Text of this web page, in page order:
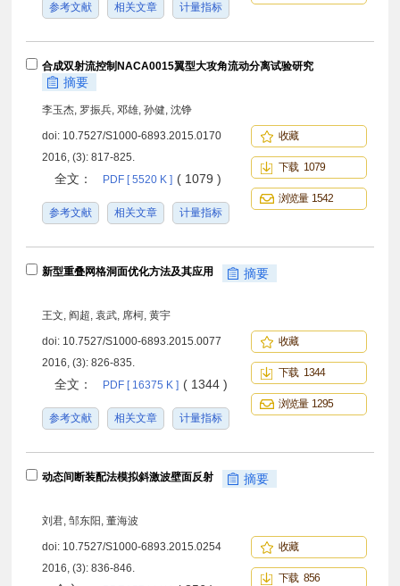
参考文献 相关文章 计量指标
合成双射流控制NACA0015翼型大攻角流动分离试验研究
摘要
李玉杰, 罗振兵, 邓雄, 孙健, 沈铮
doi: 10.7527/S1000-6893.2015.0170
2016, (3): 817-825.
全文： PDF [ 5520 K ] ( 1079 )
参考文献 相关文章 计量指标
收藏
下载 1079
浏览量 1542
新型重叠网格洞面优化方法及其应用 摘要
王文, 阎超, 袁武, 席柯, 黄宇
doi: 10.7527/S1000-6893.2015.0077
2016, (3): 826-835.
全文： PDF [ 16375 K ] ( 1344 )
参考文献 相关文章 计量指标
收藏
下载 1344
浏览量 1295
动态间断装配法模拟斜激波壁面反射 摘要
刘君, 邹东阳, 董海波
doi: 10.7527/S1000-6893.2015.0254
2016, (3): 836-846.
收藏
下载 856